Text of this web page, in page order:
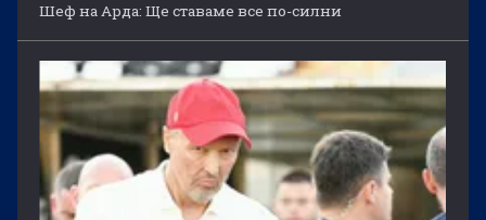
Шеф на Арда: Ще ставаме все по-силни